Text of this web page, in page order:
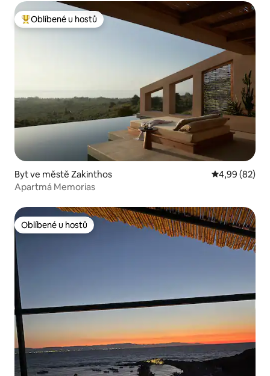
Nejlepší v kategorii Oblíbené u hostů
Oblíbené u hostů
Byt ve městě Zakinthos Průměrné
4,99 (82)
Apartmá Memorias
Oblíbené u hostů
Oblíbené u hostů